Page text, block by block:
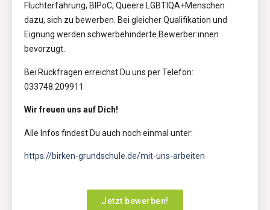
Fluchterfahrung, BIPoC, Queere LGBTIQA+Menschen
dazu, sich zu bewerben. Bei gleicher Qualifikation und
Eignung werden schwerbehinderte Bewerber:innen
bevorzugt.
Bei Rückfragen erreichst Du uns per Telefon:
033748.209911
Wir freuen uns auf Dich!
Alle Infos findest Du auch noch einmal unter:
https://birken-grundschule.de/mit-uns-arbeiten
Jetzt bewerben!